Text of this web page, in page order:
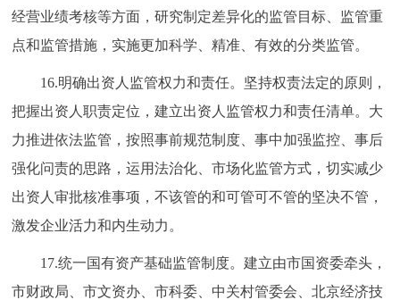
经营业绩考核等方面，研究制定差异化的监管目标、监管重
点和监管措施，实施更加科学、精准、有效的分类监管。
16.明确出资人监管权力和责任。坚持权责法定的原则，
把握出资人职责定位，建立出资人监管权力和责任清单。大
力推进依法监管，按照事前规范制度、事中加强监控、事后
强化问责的思路，运用法治化、市场化监管方式，切实减少
出资人审批核准事项，不该管的和可管可不管的坚决不管，
激发企业活力和内生动力。
17.统一国有资产基础监管制度。建立由市国资委牵头，
市财政局、市文资办、市科委、中关村管委会、北京经济技